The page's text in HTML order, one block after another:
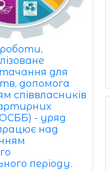
для
допомога
співвласників
- уряд
над
періоду.